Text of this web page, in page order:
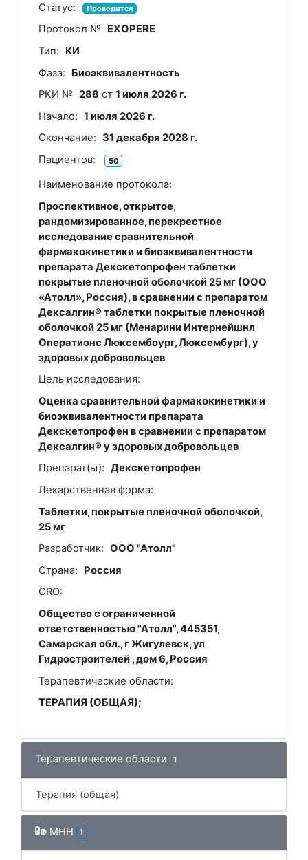
Статус: Проводится
Протокол №
EXOPERE
Тип:
КИ
Фаза:
Биоэквивалентность
РКИ № 288 от1 июля 2026 г.
Начало: 1 июля 2026 г.
Окончание: 31 декабря 2028 г.
Пациентов:
50
Наименование протокола:
Проспективное, открытое,
рандомизированное, перекрестное
исследование сравнительной
фармакокинетики и биоэквивалентности
препарата Декскетопрофен таблетки
покрытые пленочной оболочкой 25 мг (ООО
«Атолл», Россия), в сравнении с препаратом
Дексалгин® таблетки покрытые пленочной
оболочкой 25 мг (Менарини Интернейшнл
Оператионс Люксембоург, Люксембург), у
здоровых добровольцев
Цель исследования:
Оценка сравнительной фармакокинетики и
биоэквивалентности препарата
Декскетопрофен в сравнении с препаратом
Дексалгин® у здоровых добровольцев
Препарат(ы): Декскетопрофен
Лекарственная форма:
Таблетки, покрытые пленочной оболочкой,
25 мг
Разработчик: ООО "Атолл"
Страна:
Россия
CRO:
Общество с ограниченной
ответственностью "Атолл", 445351,
Самарская обл., г Жигулевск, ул
Гидростроителей , дом 6, Россия
Терапевтические области:
ТЕРАПИЯ (ОБЩАЯ);
Терапевтические области 1
Терапия (общая)
МНН 1